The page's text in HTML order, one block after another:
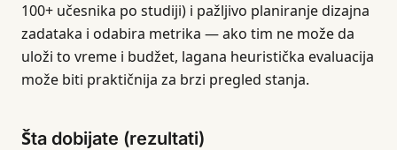
100+ učesnika po studiji) i pažljivo planiranje dizajna
zadataka i odabira metrika — ako tim ne može da
uloži to vreme i budžet, lagana heuristička evaluacija
može biti praktičnija za brzi pregled stanja.
Šta dobijate (rezultati)